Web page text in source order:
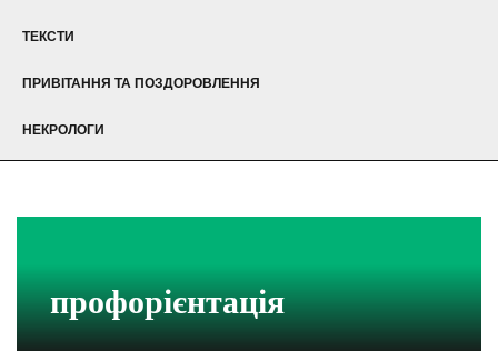
ТЕКСТИ
ПРИВІТАННЯ ТА ПОЗДОРОВЛЕННЯ
НЕКРОЛОГИ
профорієнтація